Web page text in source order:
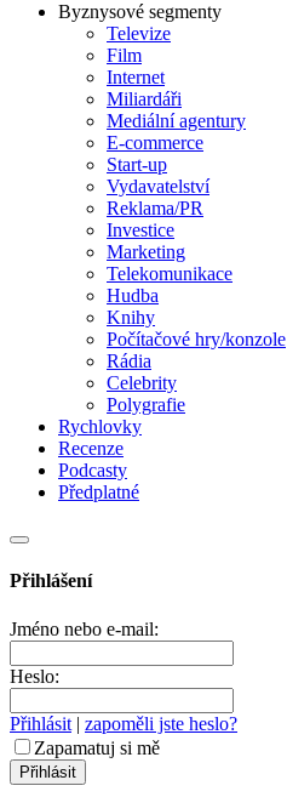
Byznysové segmenty
Televize
Film
Internet
Miliardáři
Mediální agentury
E-commerce
Start-up
Vydavatelství
Reklama/PR
Investice
Marketing
Telekomunikace
Hudba
Knihy
Počítačové hry/konzole
Rádia
Celebrity
Polygrafie
Rychlovky
Recenze
Podcasty
Předplatné
Přihlášení
Jméno nebo e-mail:
Heslo:
Přihlásit | zapoměli jste heslo?
Zapamatuj si mě